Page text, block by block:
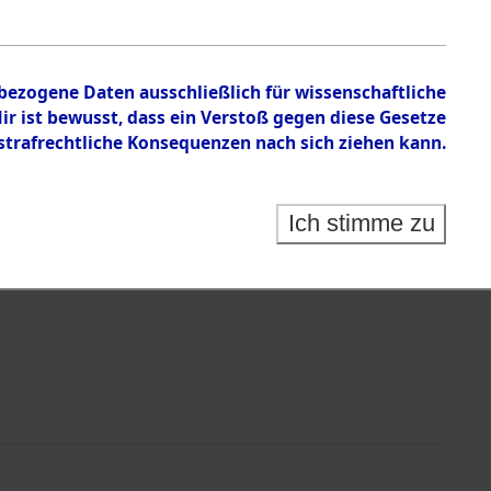
des Verlaufs und der Geschehnisse um
Daten ausschließlich für wissenschaftliche
bewusst, dass ein Verstoß gegen diese Gesetze
Konsequenzen nach sich ziehen kann.
Ich stimme zu